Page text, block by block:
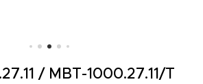
/ MBT-1000.27.11/T